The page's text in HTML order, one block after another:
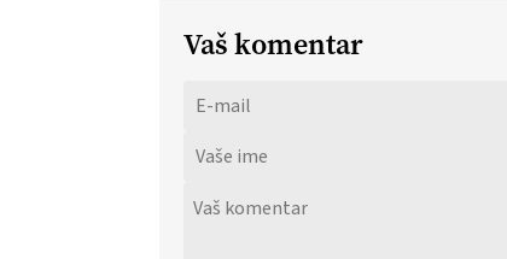
Vaš komentar